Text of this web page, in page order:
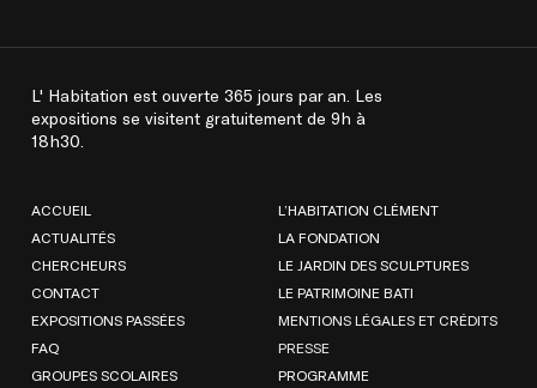
L' Habitation est ouverte 365 jours par an. Les
expositions se visitent gratuitement de 9h à
18h30.
ACCUEIL
ACTUALITÉS
CHERCHEURS
CONTACT
EXPOSITIONS PASSÉES
FAQ
GROUPES SCOLAIRES
L’HABITATION CLÉMENT
LA FONDATION
LE JARDIN DES SCULPTURES
LE PATRIMOINE BATI
MENTIONS LÉGALES ET CRÉDITS
PRESSE
PROGRAMME